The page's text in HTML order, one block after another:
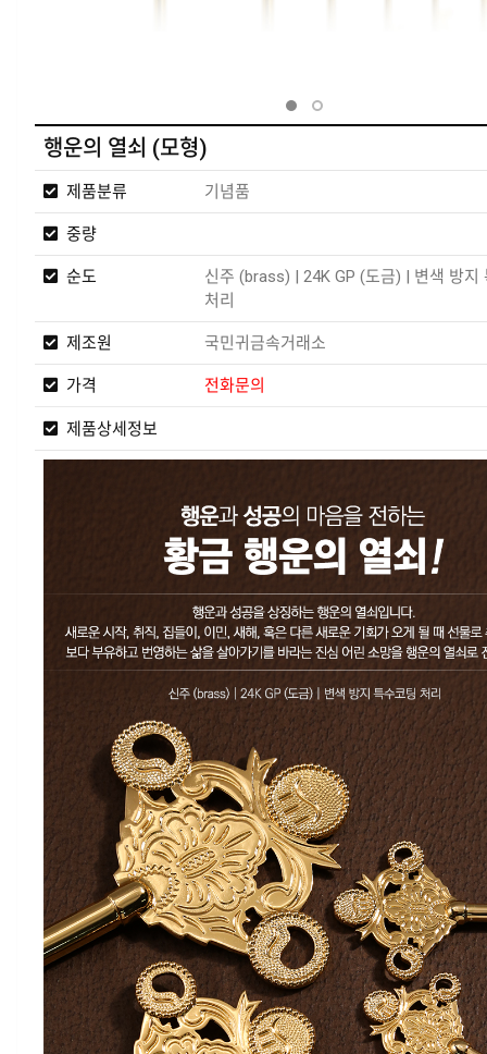
행운의 열쇠 (모형)
제품분류 기념품
중량
순도
신주 (brass) | 24K GP (도금) | 변색 방지
처리
제조원 국민귀금속거래소
가격 전화문의
제품상세정보